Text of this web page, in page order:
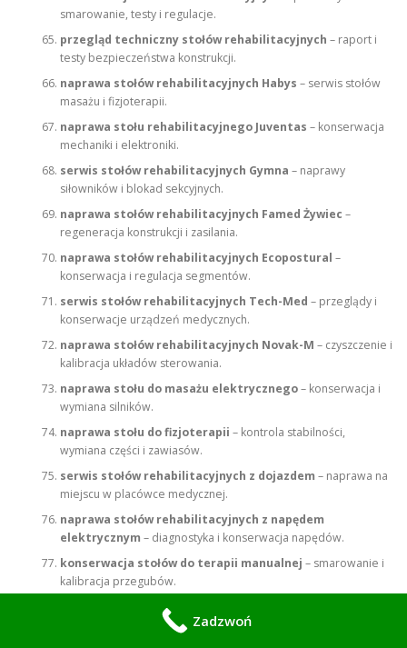
smarowanie, testy i regulacje.
przegląd techniczny stołów rehabilitacyjnych – raport i
testy bezpieczeństwa konstrukcji.
naprawa stołów rehabilitacyjnych Habys – serwis stołów
masażu i fizjoterapii.
naprawa stołu rehabilitacyjnego Juventas – konserwacja
mechaniki i elektroniki.
serwis stołów rehabilitacyjnych Gymna – naprawy
siłowników i blokad sekcyjnych.
naprawa stołów rehabilitacyjnych Famed Żywiec –
regeneracja konstrukcji i zasilania.
naprawa stołów rehabilitacyjnych Ecopostural –
konserwacja i regulacja segmentów.
serwis stołów rehabilitacyjnych Tech-Med – przeglądy i
konserwacje urządzeń medycznych.
naprawa stołów rehabilitacyjnych Novak-M – czyszczenie i
kalibracja układów sterowania.
naprawa stołu do masażu elektrycznego– konserwacja i
wymiana silników.
naprawa stołu do fizjoterapii – kontrola stabilności,
wymiana części i zawiasów.
serwis stołów rehabilitacyjnych z dojazdem – naprawa na
miejscu w placówce medycznej.
naprawa stołów rehabilitacyjnych z napędem
elektrycznym – diagnostyka i konserwacja napędów.
konserwacja stołów do terapii manualnej – smarowanie i
kalibracja przegubów.
naprawa stołów rehabilitacyjnych Meden-Inmed
sprzętu z certyfikacją medyczną.
Zadzwoń